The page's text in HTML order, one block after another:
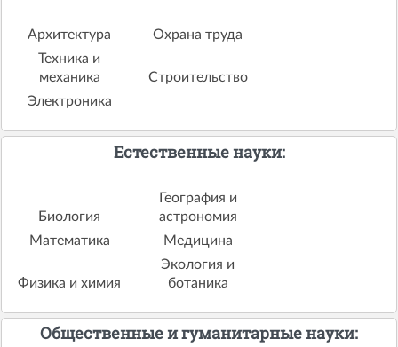
Архитектура
Охрана труда
Техника и
механика
Строительство
Электроника
Естественные науки:
Биология
География и
астрономия
Математика
Медицина
Физика и химия
Экология и
ботаника
Общественные и гуманитарные науки: